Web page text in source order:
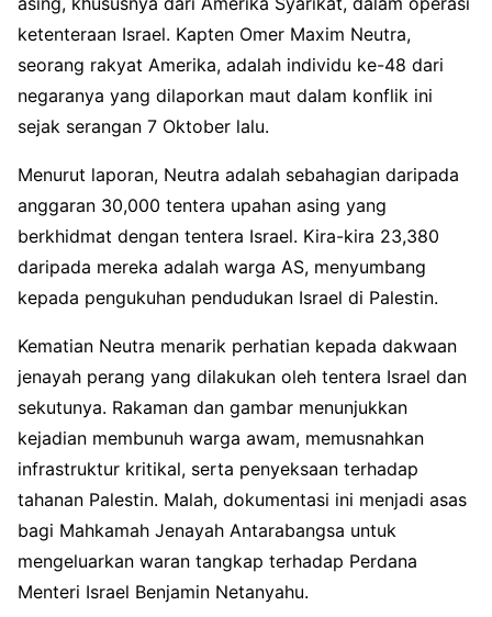
ketenteraan Israel. Kapten Omer Maxim Neutra,
seorang rakyat Amerika, adalah individu ke-48 dari
negaranya yang dilaporkan maut dalam konflik ini
sejak serangan 7 Oktober lalu.
Menurut laporan, Neutra adalah sebahagian daripada
anggaran 30,000 tentera upahan asing yang
berkhidmat dengan tentera Israel. Kira-kira 23,380
daripada mereka adalah warga AS, menyumbang
kepada pengukuhan pendudukan Israel di Palestin.
Kematian Neutra menarik perhatian kepada dakwaan
jenayah perang yang dilakukan oleh tentera Israel dan
sekutunya. Rakaman dan gambar menunjukkan
kejadian membunuh warga awam, memusnahkan
infrastruktur kritikal, serta penyeksaan terhadap
tahanan Palestin. Malah, dokumentasi ini menjadi asas
bagi Mahkamah Jenayah Antarabangsa untuk
mengeluarkan waran tangkap terhadap Perdana
Menteri Israel Benjamin Netanyahu.